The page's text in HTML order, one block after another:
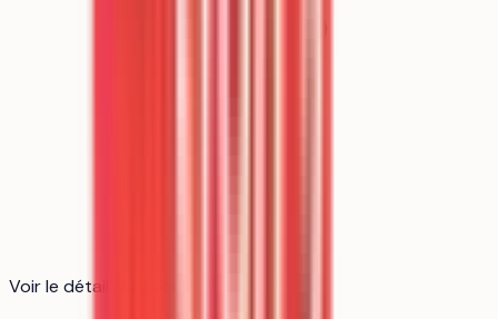
Voir le détail du calcul